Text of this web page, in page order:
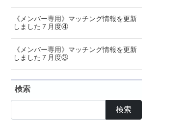
《メンバー専用》マッチング情報を更新
しました７月度④
《メンバー専用》マッチング情報を更新
しました７月度③
検索
検索